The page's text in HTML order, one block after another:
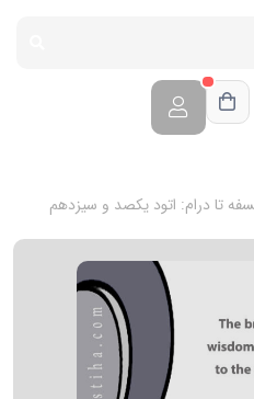
تا درام: اتود یکصد و سیزدهم